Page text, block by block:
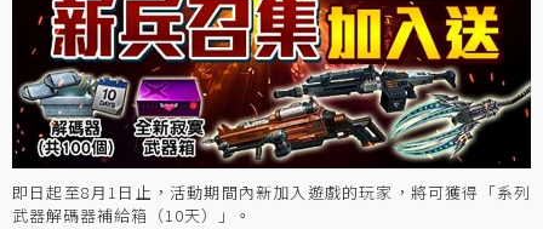
即日起至8月1日止，活動期間內新加入遊戲的玩家，將可獲得「系列
武器解碼器補給箱（10天）」。